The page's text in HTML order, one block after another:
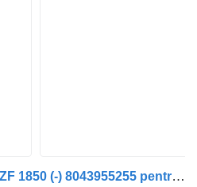
Servodirecţie hidraulică ZF 1850 (-) 8043955255 pentru autobuz DAF MB, B, FHD, EOS, DB, SB Bus (1970-2001)